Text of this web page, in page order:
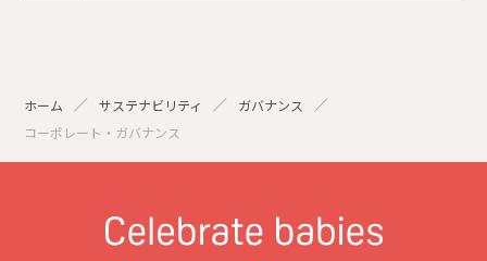
ホーム サステナビリティ
ガバナンス
コーポレート・ガバナンス